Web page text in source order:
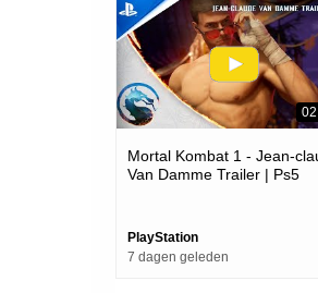
Mortal Kombat 1 - Jean-
Van Damme Trailer | Ps5
PlayStation
7 dagen geleden